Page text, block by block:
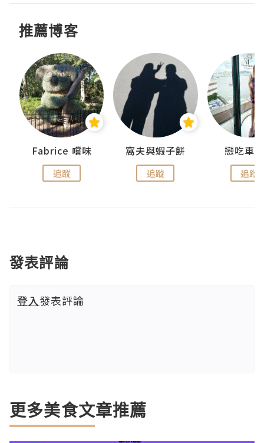
推薦博客
Fabrice 嚐味
追蹤
窩夫與蝦子餅
追蹤
戀吃車
追蹤
發表評論
登入發表評論
更多美食文章推薦